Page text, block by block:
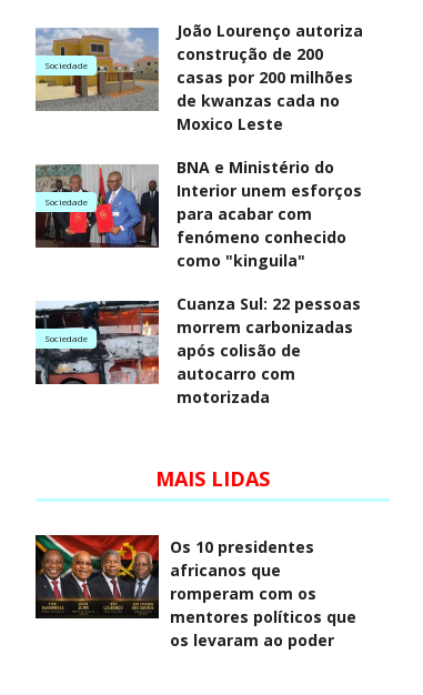
Sociedade
João Lourenço autoriza
construção de 200
casas por 200 milhões
de kwanzas cada no
Moxico Leste
Sociedade
BNA e Ministério do
Interior unem esforços
para acabar com
fenómeno conhecido
como "kinguila"
Sociedade
Cuanza Sul: 22 pessoas
morrem carbonizadas
após colisão de
autocarro com
motorizada
MAIS LIDAS
Os 10 presidentes
africanos que
romperam com os
mentores políticos que
os levaram ao poder